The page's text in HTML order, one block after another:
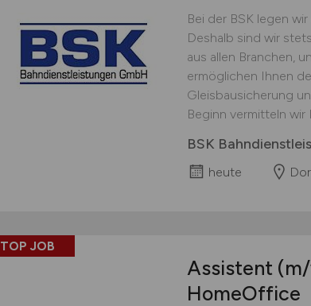
Bei der BSK legen
Deshalb sind wir
aus allen Branchen,
ermöglichen Ihnen
Gleisbausicherung
Beginn vermitteln wir
BSK
heute
TOP JOB
Assistent
HomeOffice